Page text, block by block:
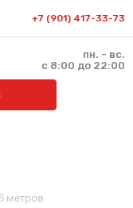
+7 (901) 417-33-73
пн. - вс.
с 8:00 до 22:00
метров